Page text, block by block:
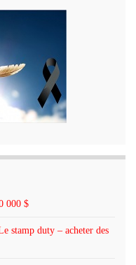
000 $
stamp duty – acheter des